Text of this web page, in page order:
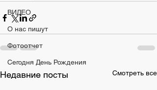
ВИДЕО
О нас пишут
Фотоотчет
Сегодня День Рождения
Недавние посты Смотреть все